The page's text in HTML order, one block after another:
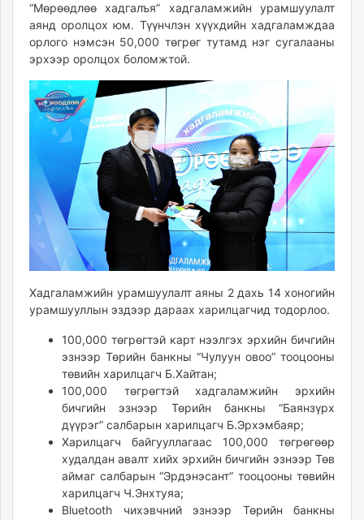
unegui.mn
assa.mn
toim.mn
paparazzi.mn
unread.today
“Мөрөөдлөө хадгалъя” хадгаламжийн урамшуулалт
аянд оролцох юм. Түүнчлэн хүүхдийн хадгаламждаа
орлого нэмсэн 50,000 төгрөг тутамд нэг сугалааны
эрхээр оролцох боломжтой.
Хадгаламжийн урамшуулалт аяны 2 дахь 14 хоногийн
урамшууллын эздээр дараах харилцагчид тодорлоо.
100,000 төгрөгтэй карт нээлгэх эрхийн бичгийн
эзнээр Төрийн банкны “Чулуун овоо” тооцооны
төвийн харилцагч Б.Хайтан;
100,000 төгрөгтэй хадгаламжийн эрхийн
бичгийн эзнээр Төрийн банкны “Баянзүрх
дүүрэг” салбарын харилцагч Б.Эрхэмбаяр;
Харилцагч байгууллагаас 100,000 төгрөгөөр
худалдан авалт хийх эрхийн бичгийн эзнээр Төв
аймаг салбарын “Эрдэнэсант” тооцооны төвийн
харилцагч Ч.Энхтуяа;
Bluetooth чихэвчний эзнээр Төрийн банкны